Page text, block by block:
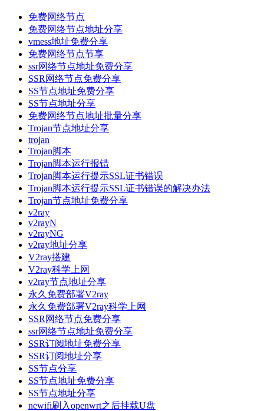
免费网络节点
免费网络节点地址分享
vmess地址免费分享
免费网络节点节享
ssr网络节点地址免费分享
SSR网络节点免费分享
SS节点地址免费分享
SS节点地址分享
免费网络节点地址批量分享
Trojan节点地址分享
trojan
Trojan脚本
Trojan脚本运行报错
Trojan脚本运行提示SSL证书错误
Trojan脚本运行提示SSL证书错误的解决办法
Trojan节点地址免费分享
v2ray
v2rayN
v2rayNG
v2ray地址分享
V2ray搭建
V2ray科学上网
v2ray节点地址分享
永久免费部署V2ray
永久免费部署V2ray科学上网
SSR网络节点免费分享
ssr网络节点地址免费分享
SSR订阅地址免费分享
SSR订阅地址分享
SS节点分享
SS节点地址免费分享
SS节点地址分享
newifi刷入openwrt之后挂载U盘